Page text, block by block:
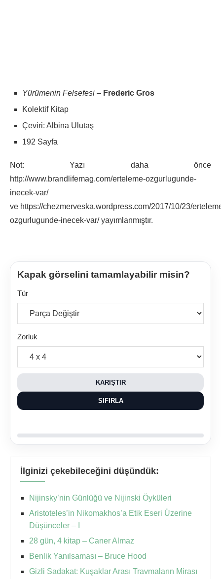
Yürümenin Felsefesi – Frederic Gros
Kolektif Kitap
Çeviri: Albina Ulutaş
192 Sayfa
Not: Yazı daha önce
http://www.brandlifemag.com/erteleme-ozgurlugunde-
inecek-var/
ve https://chezmerveska.wordpress.com/2017/10/23/
ozgurlugunde-inecek-var/ yayımlanmıştır.
Kapak görselini tamamlayabilir misin?
Tür
Zorluk
KARIŞTIR
SIFIRLA
İlginizi çekebileceğini düşündük:
Nijinsky’nin Günlüğü ve Nijinski Öyküleri
Aristoteles’in Nikomakhos’a Etik Eseri Üzerine
Düşünceler – I
28 gün, 4 kitap – Caner Almaz
Benlik Yanılsaması – Bruce Hood
Gizli Sadakat: Kuşaklar Arası Travmaların Mirası